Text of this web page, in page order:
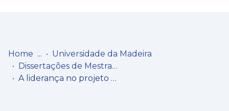
Communities
Home
Universidade da Madeira
Dissertações de Mestrado
A liderança no projeto de aprendizagem cooperativa: um estudo de caso na Escola Básica do 2º e 3º Ciclos do Caniço